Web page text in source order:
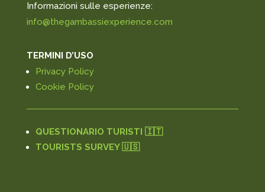
Informazioni sulle esperienze:
info@thegambassiexperience.com
TERMINI D’USO
Privacy Policy
Cookie Policy
QUESTIONARIO TURISTI 🇮🇹
TOURISTS SURVEY 🇺🇸